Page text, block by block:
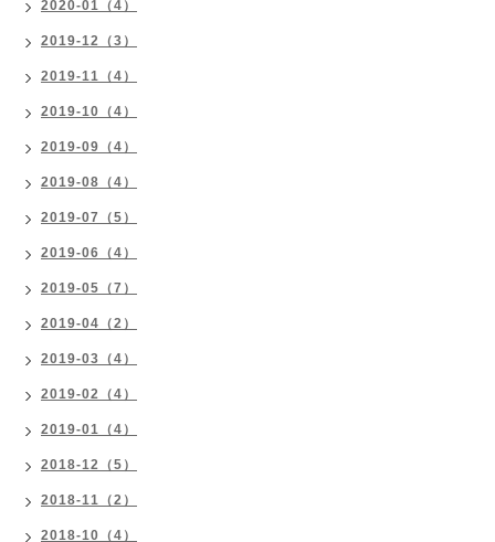
2020-01（4）
2019-12（3）
2019-11（4）
2019-10（4）
2019-09（4）
2019-08（4）
2019-07（5）
2019-06（4）
2019-05（7）
2019-04（2）
2019-03（4）
2019-02（4）
2019-01（4）
2018-12（5）
2018-11（2）
2018-10（4）